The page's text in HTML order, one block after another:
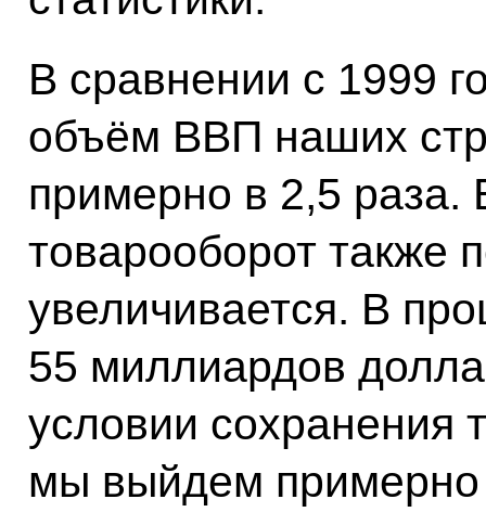
В сравнении с 1999
объём ВВП наших
примерно в 2,5 раза.
товарооборот также
увеличивается. В
55 миллиардов
условии сохранения
мы выйдем